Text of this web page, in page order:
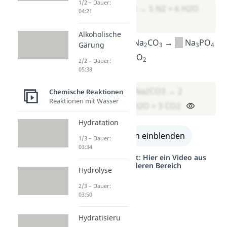
4 NH3 + 6 NO → 5 N2 + 6 H2O
H3PO Na2CO3 → Na3PO4
+ H2O + CO2
Lösung:
2 H3PO4 + 3 Na2CO3 → 2
Na3PO4 + 3 H2O + 3 CO2
alle Lösungen einblenden
Studyflix vernetzt: Hier ein Video aus
einem anderen Bereich
1/2 – Dauer:
04:21
Alkoholische
Gärung
2/2 – Dauer:
05:38
Chemische Reaktionen
Reaktionen mit Wasser
Hydratation
1/3 – Dauer:
03:34
Hydrolyse
2/3 – Dauer:
03:50
Hydratisieru